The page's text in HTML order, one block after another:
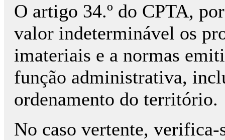
O artigo 34.º do CPTA,
valor indeterminável os
imateriais e a normas
função administrativa,
ordenamento do território.
No caso vertente, verifica-